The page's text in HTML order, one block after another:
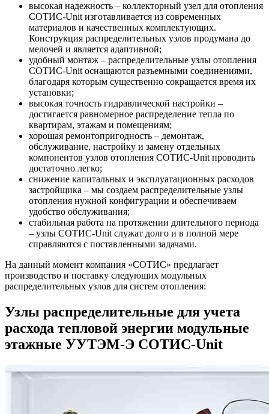
высокая надежность – коллекторный узел для отопления
СОТИС-Unit изготавливается из современных
материалов и качественных комплектующих.
Конструкция распределительных узлов продумана до
мелочей и является адаптивной;
удобный монтаж – распределительные узлы отопления
СОТИС-Unit оснащаются разъемными соединениями,
благодаря которым существенно сокращается время их
установки;
высокая точность гидравлической настройки –
достигается равномерное распределение тепла по
квартирам, этажам и помещениям;
хорошая ремонтопригодность – демонтаж,
обслуживание, настройку и замену отдельных
компонентов узлов отопления СОТИС-Unit проводить
достаточно легко;
снижение капитальных и эксплуатационных расходов
застройщика – мы создаем распределительные узлы
отопления нужной конфигурации и обеспечиваем
удобство обслуживания;
стабильная работа на протяжении длительного периода
– узлы СОТИС-Unit служат долго и в полной мере
справляются с поставленными задачами.
На данный момент компания «СОТИС» предлагает
производство и поставку следующих модульных
распределительных узлов для систем отопления:
Узлы распределительные для учета
расхода тепловой энергии модульные
этажные УУТЭМ-Э СОТИС-Unit